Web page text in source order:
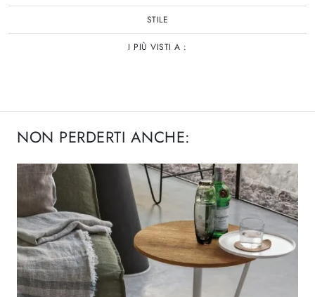
STILE
I PIÙ VISTI A :
NON PERDERTI ANCHE: